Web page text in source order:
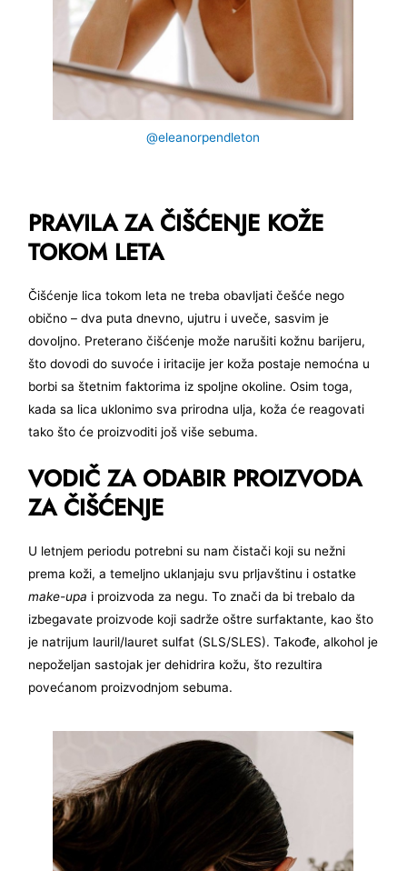
@eleanorpendleton
PRAVILA ZA ČIŠĆENJE KOŽE
TOKOM LETA
Čišćenje lica tokom leta ne treba obavljati češće nego
obično – dva puta dnevno, ujutru i uveče, sasvim je
dovoljno. Preterano čišćenje može narušiti kožnu barijeru,
što dovodi do suvoće i iritacije jer koža postaje nemoćna u
borbi sa štetnim faktorima iz spoljne okoline. Osim toga,
kada sa lica uklonimo sva prirodna ulja, koža će reagovati
tako što će proizvoditi još više sebuma.
VODIČ ZA ODABIR PROIZVODA
ZA ČIŠĆENJE
U letnjem periodu potrebni su nam čistači koji su nežni
prema koži, a temeljno uklanjaju svu prljavštinu i ostatke
make-upa i proizvoda za negu. To znači da bi trebalo da
izbegavate proizvode koji sadrže oštre surfaktante, kao što
je natrijum lauril/lauret sulfat (SLS/SLES). Takođe, alkohol je
nepoželjan sastojak jer dehidrira kožu, što rezultira
povećanom proizvodnjom sebuma.